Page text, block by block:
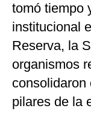
tomó tiempo
institucional
Reserva, la
organismos
consolidaron
pilares de la